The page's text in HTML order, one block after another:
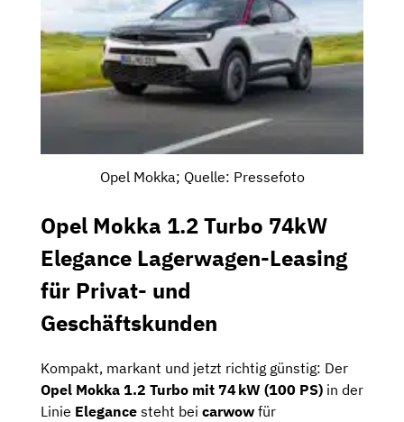
Opel Mokka; Quelle: Pressefoto
Opel Mokka 1.2 Turbo 74kW
Elegance Lagerwagen-Leasing
für Privat- und
Geschäftskunden
Kompakt, markant und jetzt richtig günstig: Der
Opel Mokka 1.2 Turbo mit 74 kW (100 PS) in der
Linie Elegance steht bei carwow für